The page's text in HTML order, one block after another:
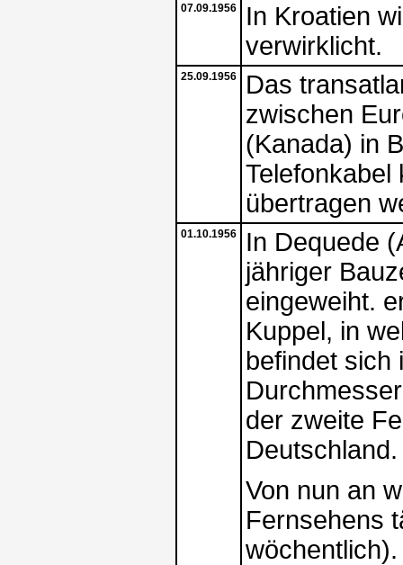
07.09.1956
In Kroatien
verwirklicht.
25.09.1956
Das
zwischen
(Kanada) in
Telefonkabel
übertragen
01.10.1956
In Dequede
jähriger
eingeweiht.
Kuppel, in
befindet sich
der zweite
Von nun an
Fernsehens
wöchentlich).